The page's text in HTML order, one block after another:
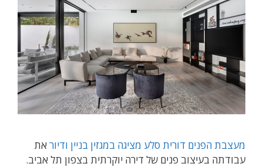
מעצבת הפנים דורית סלע מציגה במגזין בניין ודיור את
עבודתה בעיצוב פנים של דירה יוקרתית בצפון תל אביב.